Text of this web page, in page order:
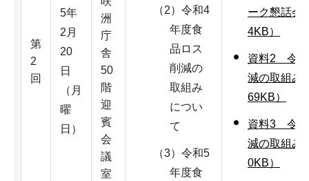
第
2
回
5年
2月
20
日
（月
曜
日）
洲
庁
舎
50
階
迎
賓
会
議
室
（2）令和4
年度食
品ロス
削減の
取組み
につい
て
（3）令和5
年度食
ーク懇話会
4KB）
資料2 令和
減の取組み
69KB）
資料3 令和
減の取組み
0KB）